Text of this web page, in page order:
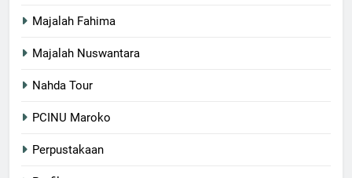
Majalah Fahima
Majalah Nuswantara
Nahda Tour
PCINU Maroko
Perpustakaan